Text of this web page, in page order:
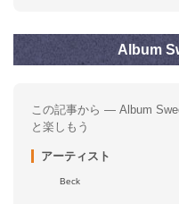
Album
この記事から — Album
と楽しもう
アーティスト
Beck